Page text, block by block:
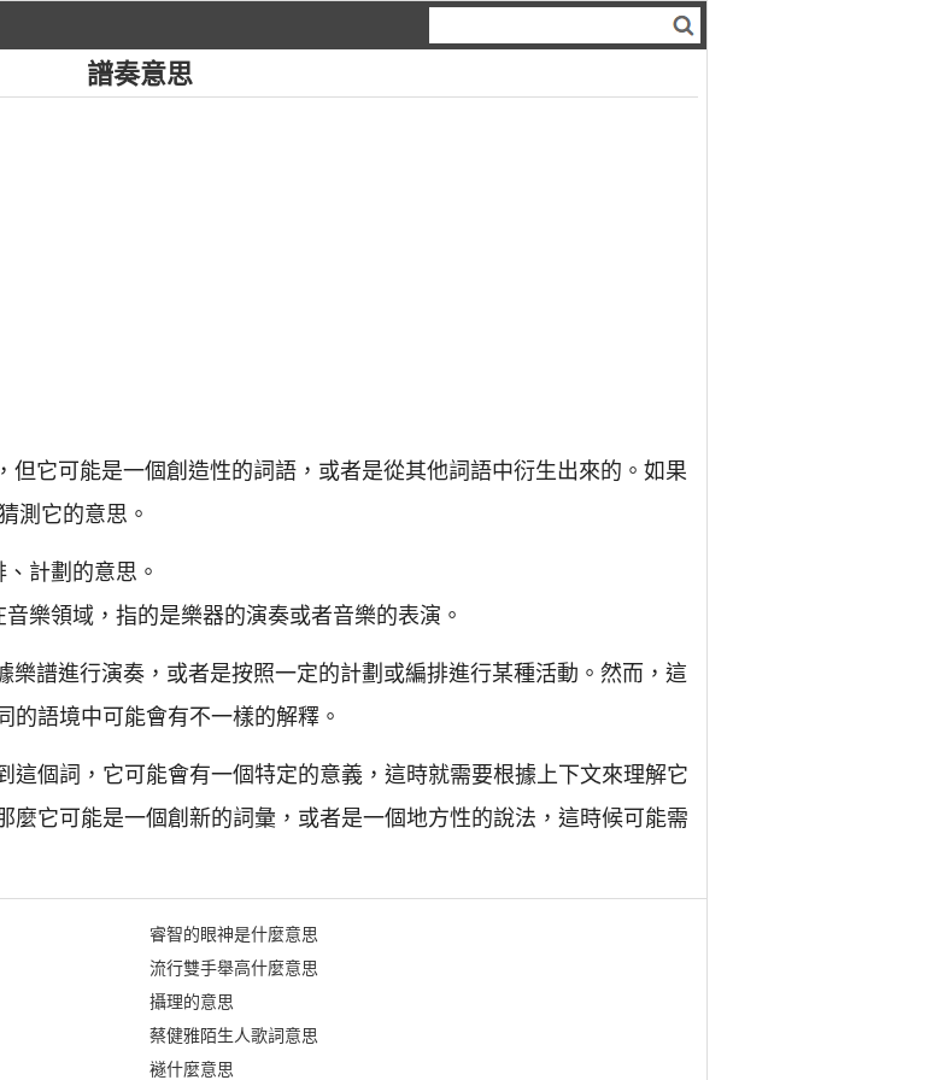
譜奏意思
但它可能是一個創造性的詞語，或者是從其他詞語中衍生出來的。如果
測它的意思。
計劃的意思。
樂領域，指的是樂器的演奏或者音樂的表演。
樂譜進行演奏，或者是按照一定的計劃或編排進行某種活動。然而，這
語境中可能會有不一樣的解釋。
這個詞，它可能會有一個特定的意義，這時就需要根據上下文來理解它
麼它可能是一個創新的詞彙，或者是一個地方性的說法，這時候可能需
睿智的眼神是什麼意思
流行雙手舉高什麼意思
攝理的意思
蔡健雅陌生人歌詞意思
襚什麼意思